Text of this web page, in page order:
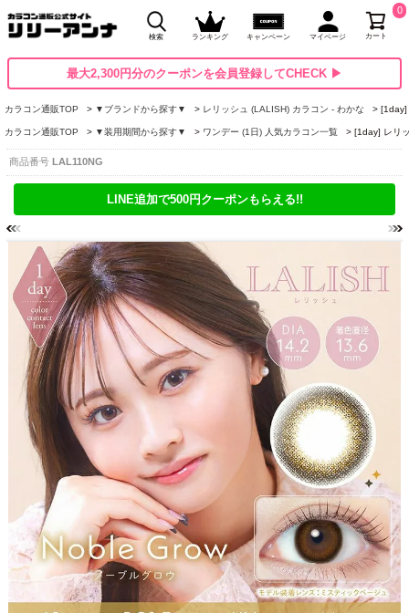
検索 ランキング キャンペーン マイページ カート
0
最大2,300円分のクーポンを会員登録してCHECK ▶
カラコン通販TOP ▼ブランドから探す▼ レリッシュ (LALISH) カラコン - わかな [1day]
カラコン通販TOP ▼装用期間から探す▼ ワンデー (1日) 人気カラコン一覧 [1day] レリ
商品番号 LAL110NG
LINE追加で500円クーポンもらえる!!